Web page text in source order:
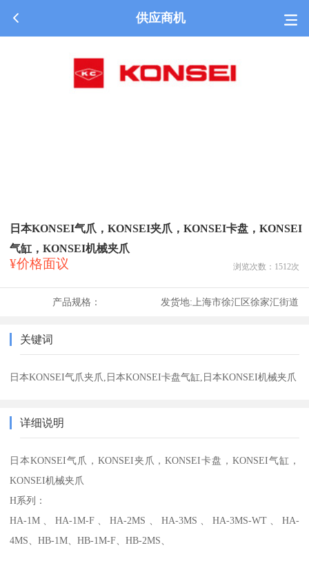
供应商机
日本KONSEI气爪，KONSEI夹爪，KONSEI卡盘，KONSEI
气缸，KONSEI机械夹爪
¥价格面议 浏览次数： 1512次
产品规格： 发货地:上海市徐汇区徐家汇街道
关键词
日本KONSEI气爪夹爪,日本KONSEI卡盘气缸,日本KONSEI机械夹爪
详细说明
日本KONSEI气爪，KONSEI夹爪，KONSEI卡盘，KONSEI气缸，
KONSEI机械夹爪
H系列：
HA-1M 、HA-1M-F 、HA-2MS HA-3MS HA-3MS-WT、 HA-
4MS 、HB-1M 、HB-1M-F 、HB-2MS